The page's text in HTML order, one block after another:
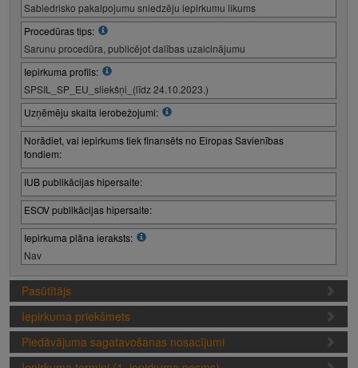
Sabiedrisko pakalpojumu sniedzēju iepirkumu likums
Procedūras tips:
Sarunu procedūra, publicējot dalības uzaicinājumu
Iepirkuma profils:
SPSIL_SP_EU_sliekšņi_(līdz 24.10.2023.)
Uzņēmēju skaita ierobežojumi:
Norādiet, vai iepirkums tiek finansēts no Eiropas Savienības
fondiem:
IUB publikācijas hipersaite:
ESOV publikācijas hipersaite:
Iepirkuma plāna ieraksts:
Nav
Pasūtītājs
Iepirkuma priekšmets
Piedāvājuma sagatavošanas nosacījumi